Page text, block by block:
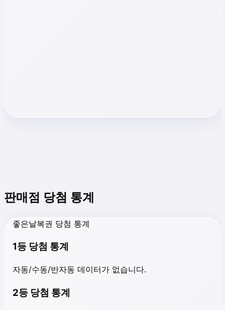
판매점 당첨 통계
좋은날복권 당첨 통계
1등 당첨 통계
자동/수동/반자동 데이터가 없습니다.
2등 당첨 통계